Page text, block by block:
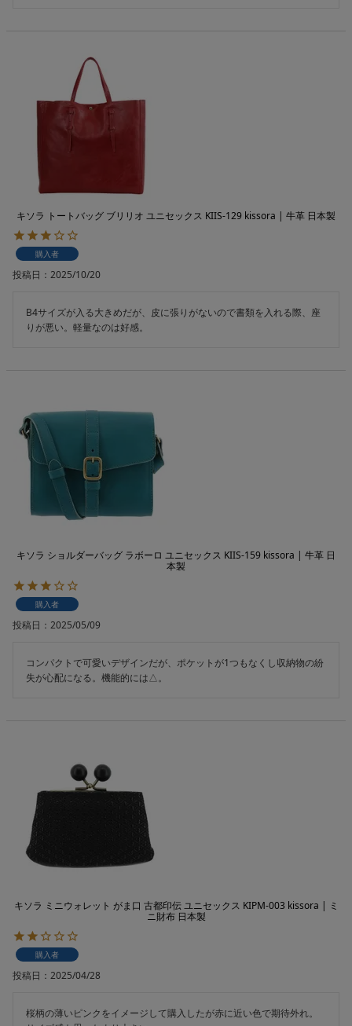
キソラ トートバッグ ブリリオ ユニセックス KIIS-129 kissora | 牛革 日本製
購入者
投稿日 2025/10/20
B4サイズが入る大きめだが、皮に張りがないので書類を入れる際、座
りが悪い。軽量なのは好感。
キソラ ショルダーバッグ ラボーロ ユニセックス KIIS-159 kissora | 牛革 日
本製
購入者
投稿日 2025/05/09
コンパクトで可愛いデザインだが、ポケットが1つもなくし収納物の紛
失が心配になる。機能的には△。
キソラ ミニウォレット がま口 古都印伝 ユニセックス KIPM-003 kissora | ミ
ニ財布 日本製
購入者
投稿日 2025/04/28
桜柄の薄いピンクをイメージして購入したが赤に近い色で期待外れ。